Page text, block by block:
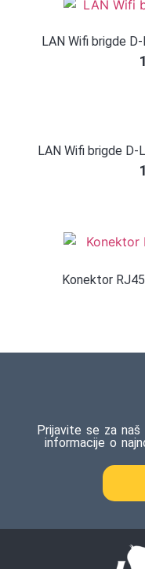
LAN Wifi brigde
LAN Wifi brigde
Konektor
Prijavite se za
informacije o